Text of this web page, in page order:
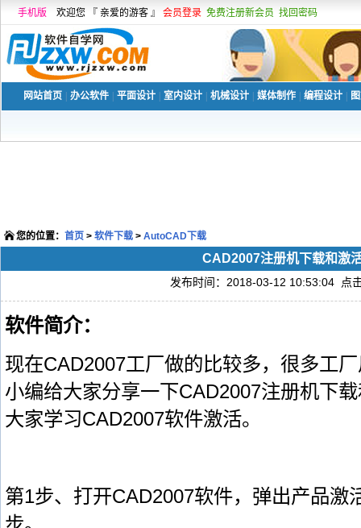
手机版 欢迎您 『 亲爱的游客 』 会员登录 免费注册新会员 找回密码
网站首页 办公软件 平面设计 室内设计 机械设计 媒体制作 编程设计
您的位置： 首页 > 软件下载 > AutoCAD下载
CAD2007注册机下载和激
发布时间：2018-03-12 10:53:04 点
软件简介：
现在CAD2007工厂做的比较多，很多工
小编给大家分享一下CAD2007注册机下
大家学习CAD2007软件激活。
第1步、打开CAD2007软件，弹出产品激
步。